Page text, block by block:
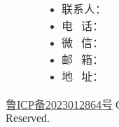
联系人：
电 话：
微 信：
邮 箱：
地 址：
鲁ICP备2023012864号
Reserved.